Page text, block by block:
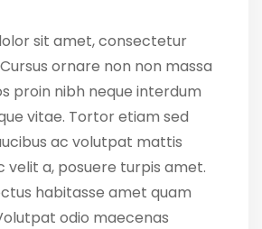
sit amet, consectetur
ornare non non massa
proin nibh neque interdum
vitae. Tortor etiam sed
ac volutpat mattis
velit a, posuere turpis amet.
habitasse amet quam
odio maecenas